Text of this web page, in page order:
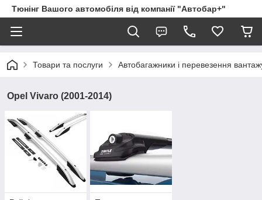
Тюнінг Вашого автомобіля від компанії "Автобар+"
Товари та послуги Автобагажники і перевезення
Opel Vivaro (2001-2014)